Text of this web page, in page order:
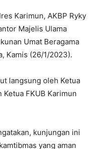
Karimun, AKBP Ryky
Majelis Ulama
Umat Beragama
Kamis (26/1/2023).
langsung oleh Ketua
Ketua FKUB Karimun
kunjungan ini
yang aman